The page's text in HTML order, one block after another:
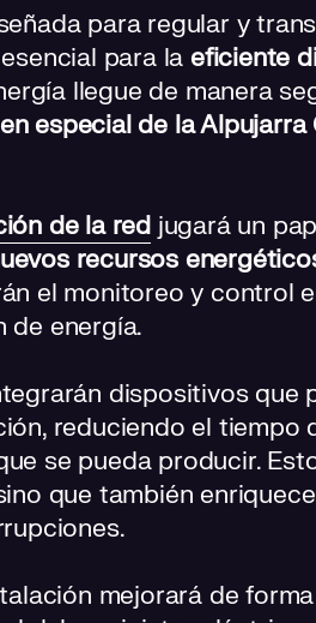
para regular y
para la eficiente
llegue de manera
en especial de la Alpujarra
de la red jugará un
recursos
el monitoreo y control
de energía.
dispositivos
reduciendo el tiempo
se pueda producir.
que también
mejorará de